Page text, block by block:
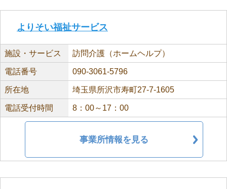
よりそい福祉サービス
施設・サービス 訪問介護（ホームヘルプ）
電話番号 090-3061-5796
所在地 埼玉県所沢市寿町27-7-1605
電話受付時間 8：00～17：00
事業所情報を見る